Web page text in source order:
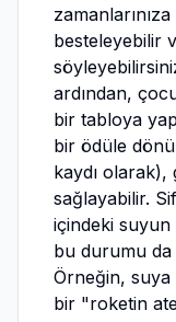
besteleyebilir
ardından,
bir tabloya
bir ödüle
kaydı
sağlayabilir.
içindeki
bu durumu
Örneğin,
bir "roketin